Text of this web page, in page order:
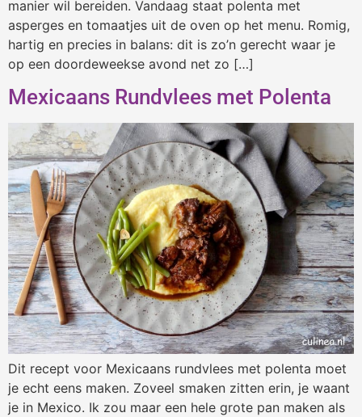
manier wil bereiden. Vandaag staat polenta met
asperges en tomaatjes uit de oven op het menu. Romig,
hartig en precies in balans: dit is zo’n gerecht waar je
op een doordeweekse avond net zo […]
Mexicaans Rundvlees met Polenta
Dit recept voor Mexicaans rundvlees met polenta moet
je echt eens maken. Zoveel smaken zitten erin, je waant
je in Mexico. Ik zou maar een hele grote pan maken als